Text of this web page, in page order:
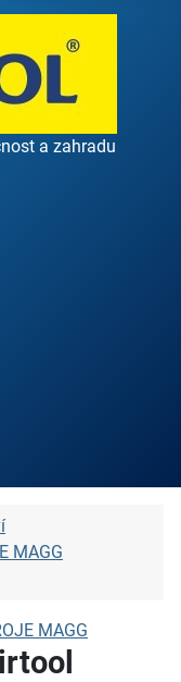
a zahradu
MAGG
MAGG